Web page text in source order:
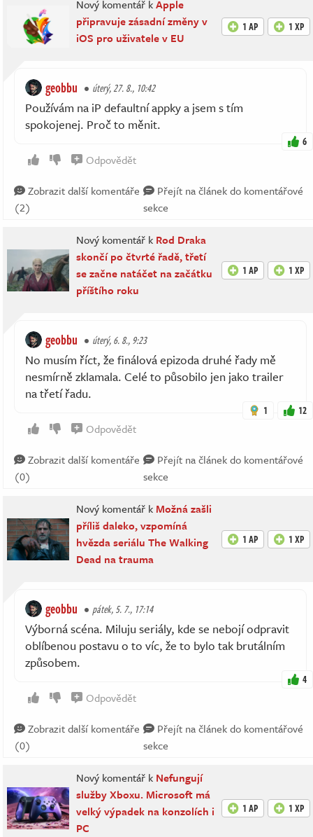
Nový komentář kApple
připravuje zásadní změny v
iOS pro uživatele v EU
1 AP 1 XP
geobbu úterý, 27. 8., 10:42
Používám na iP defaultní appky a jsem s tím
spokojenej. Proč to měnit.
6
Odpovědět
Zobrazit další komentáře
(2)
Přejít na článek do komentářové
sekce
Nový komentář k Rod Draka
skončí po čtvrté řadě, třetí
se začne natáčet na začátku
příštího roku
1 AP 1 XP
geobbu úterý, 6. 8., 9:23
No musím říct, že finálová epizoda druhé řady mě
nesmírně zklamala. Celé to působilo jen jako trailer
na třetí řadu.
1 12
Odpovědět
Zobrazit další komentáře
(0)
Přejít na článek do komentářové
sekce
Nový komentář k Možná zašli
příliš daleko, vzpomíná
hvězda seriálu The Walking
Dead na trauma
1 AP 1 XP
geobbu pátek, 5. 7., 17:14
Výborná scéna. Miluju seriály, kde se nebojí odpravit
oblíbenou postavu o to víc, že to bylo tak brutálním
způsobem.
4
Odpovědět
Zobrazit další komentáře
(0)
Přejít na článek do komentářové
sekce
Nový komentář k Nefungují
služby Xboxu. Microsoft má
velký výpadek na konzolích i
PC
1 AP 1 XP